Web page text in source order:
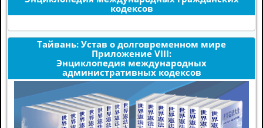
кодексов
Тайвань: Устав о долговременном мире
Приложение VIII:
Энциклопедия международных
административных кодексов